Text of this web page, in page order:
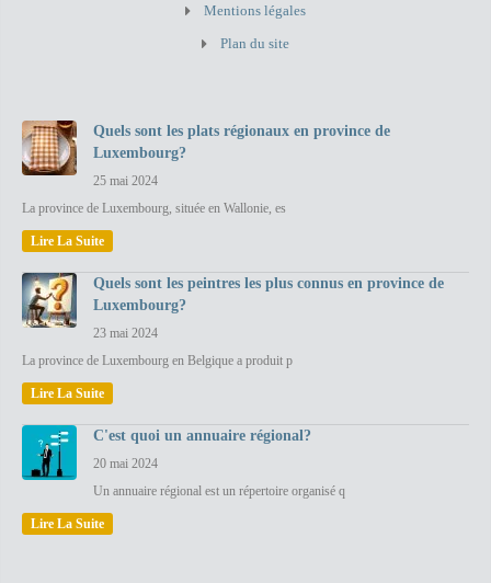
Mentions légales
Plan du site
Quels sont les plats régionaux en province de
Luxembourg?
25 mai 2024
La province de Luxembourg, située en Wallonie, es
Lire La Suite
Quels sont les peintres les plus connus en province de
Luxembourg?
23 mai 2024
La province de Luxembourg en Belgique a produit p
Lire La Suite
C'est quoi un annuaire régional?
20 mai 2024
Un annuaire régional est un répertoire organisé q
Lire La Suite